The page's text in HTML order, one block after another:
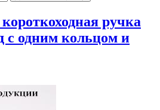
ручка
с одним кольцом и